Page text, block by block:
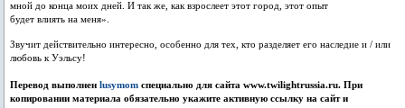
мной до конца моих дней. И так же, как взрослеет этот город, этот опыт
будет влиять на меня».
Звучит действительно интересно, особенно для тех, кто разделяет его наследие и / или
любовь к Уэльсу!
Перевод выполнен lusymom специально для сайта www.twilightrussia.ru. При
копировании материала обязательно укажите активную ссылку на сайт и